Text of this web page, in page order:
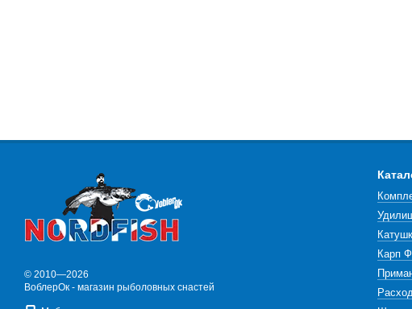
© 2010—2026
ВоблерОк - магазин рыболовных снастей
Карп